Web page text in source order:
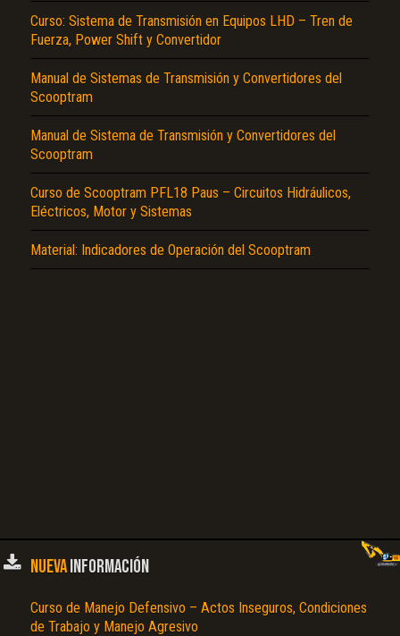
Curso: Sistema de Transmisión en Equipos LHD – Tren de
Fuerza, Power Shift y Convertidor
Manual de Sistemas de Transmisión y Convertidores del
Scooptram
Manual de Sistema de Transmisión y Convertidores del
Scooptram
Curso de Scooptram PFL18 Paus – Circuitos Hidráulicos,
Eléctricos, Motor y Sistemas
Material: Indicadores de Operación del Scooptram
NUEVAINFORMACIÓN
Curso de Manejo Defensivo – Actos Inseguros, Condiciones
de Trabajo y Manejo Agresivo
El Título es incorrecto según el contenido.
Texto o Imagen de portada son erróneos.
No carga o no se visualiza el contenido.